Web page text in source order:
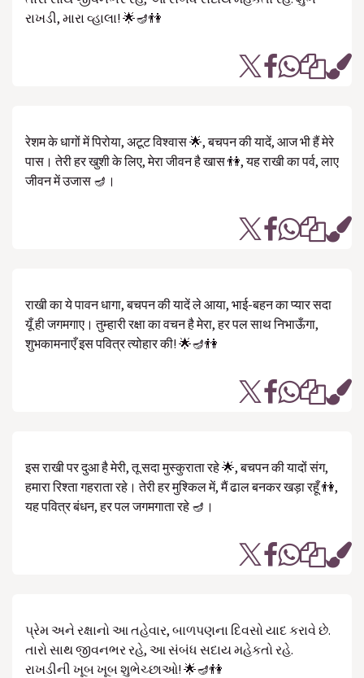
રાખડી, મારા વ્હાલા! 🌟🪔👫
रेशम के धागों में पिरोया, अटूट विश्वास 🌟, बचपन की यादें, आज भी हैं मेरे
पास। तेरी हर खुशी के लिए, मेरा जीवन है खास 👫, यह राखी का पर्व, लाए
जीवन में उजास 🪔।
राखी का ये पावन धागा, बचपन की यादें ले आया, भाई-बहन का प्यार सदा
यूँ ही जगमगाए। तुम्हारी रक्षा का वचन है मेरा, हर पल साथ निभाऊँगा,
शुभकामनाएँ इस पवित्र त्योहार की! 🌟🪔👫
इस राखी पर दुआ है मेरी, तू सदा मुस्कुराता रहे 🌟, बचपन की यादों संग,
हमारा रिश्ता गहराता रहे। तेरी हर मुश्किल में, मैं ढाल बनकर खड़ा रहूँ 👫,
यह पवित्र बंधन, हर पल जगमगाता रहे 🪔।
પ્રેમ અને રક્ષાનો આ તહેવાર, બાળપણના દિવસો યાદ કરાવે છે.
તારો સાથ જીવનભર રહે, આ સંબંધ સદાય મહેકતો રહે.
રાખડીની ખૂબ ખૂબ શુભેચ્છાઓ! 🌟🪔👫